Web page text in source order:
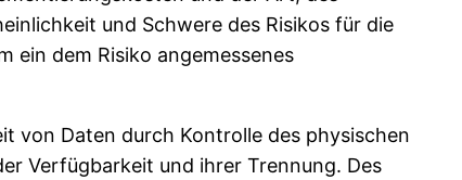
und Schwere des Risikos für die
ein dem Risiko angemessenes
von Daten durch Kontrolle des physischen
Verfügbarkeit und ihrer Trennung. Des